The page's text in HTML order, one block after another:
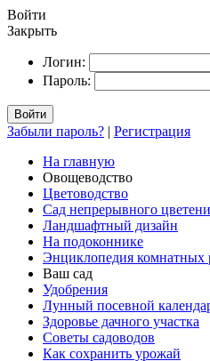
Войти
Закрыть
Логин:
Пароль:
Войти
Забыли пароль? | Регистрация
На главную
Овощеводство
Цветоводство
Сад непрерывного
Ландшафтный дизайн
На подоконнике
Энциклопедия комнатных
Ваш сад
Удобрения
Лунный посевной
Здоровье дачного участка
Советы садоводов
Как сохранить урожай